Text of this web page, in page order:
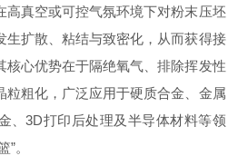
高真空或可控气氛环境下对粉末压坯
生扩散、粘结与致密化，从而获得接
核心优势在于隔绝氧气、排除挥发性
粒粗化，广泛应用于硬质合金、金属
、3D打印后处理及半导体材料等领
。